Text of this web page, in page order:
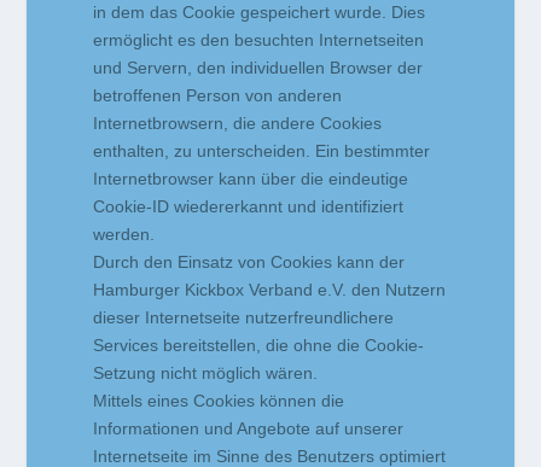
in dem das Cookie gespeichert wurde. Dies
ermöglicht es den besuchten Internetseiten
und Servern, den individuellen Browser der
betroffenen Person von anderen
Internetbrowsern, die andere Cookies
enthalten, zu unterscheiden. Ein bestimmter
Internetbrowser kann über die eindeutige
Cookie-ID wiedererkannt und identifiziert
werden.
Durch den Einsatz von Cookies kann der
Hamburger Kickbox Verband e.V. den Nutzern
dieser Internetseite nutzerfreundlichere
Services bereitstellen, die ohne die Cookie-
Setzung nicht möglich wären.
Mittels eines Cookies können die
Informationen und Angebote auf unserer
Internetseite im Sinne des Benutzers optimiert